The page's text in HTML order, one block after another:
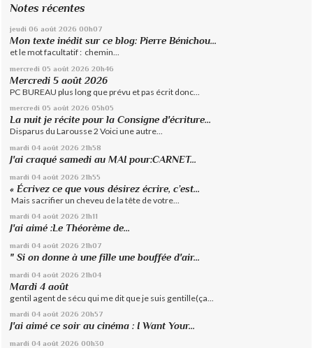
Notes récentes
jeudi 06 août 2026 00h07
Mon texte inédit sur ce blog: Pierre Bénichou...
et le mot facultatif : chemin...
mercredi 05 août 2026 20h46
Mercredi 5 août 2026
PC BUREAU plus long que prévu et pas écrit donc...
mercredi 05 août 2026 05h05
La nuit je récite pour la Consigne d'écriture...
Disparus du Larousse 2 Voici une autre...
mardi 04 août 2026 21h58
J'ai craqué samedi au MAI pour:CARNET...
mardi 04 août 2026 21h55
« Écrivez ce que vous désirez écrire, c’est...
Mais sacrifier un cheveu de la tête de votre...
mardi 04 août 2026 21h11
J'ai aimé :Le Théorème de...
mardi 04 août 2026 21h07
" Si on donne à une fille une bouffée d'air...
mardi 04 août 2026 21h04
Mardi 4 août
gentil agent de sécu qui me dit que je suis gentille(ça...
mardi 04 août 2026 20h57
J'ai aimé ce soir au cinéma : I Want Your...
mardi 04 août 2026 00h30